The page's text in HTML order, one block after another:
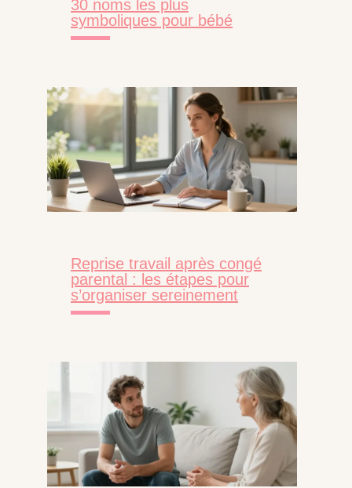
30 noms les plus
symboliques pour bébé
Reprise travail après congé
parental : les étapes pour
s’organiser sereinement